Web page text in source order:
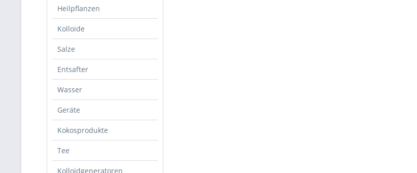
Heilpflanzen
Kolloide
Salze
Entsafter
Wasser
Geräte
Kokosprodukte
Tee
Kolloidgeneratoren